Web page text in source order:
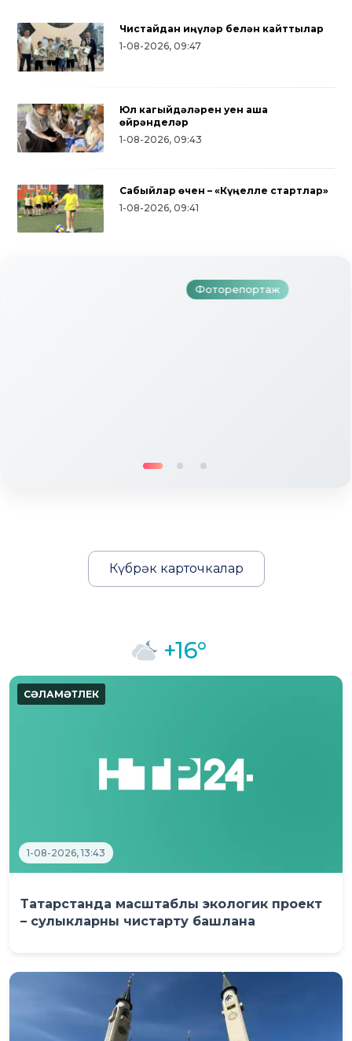
Чистайдан җиңүләр белән кайттылар
1-08-2026, 09:47
Юл кагыйдәләрен уен аша
өйрәнделәр
1-08-2026, 09:43
Сабыйлар өчен – «Күңелле стартлар»
1-08-2026, 09:41
Фоторепортаж
Түбән Кама районында тугызынчы
тапкыр «Авылым хуҗабикәсе»
бәйгесе узды
Күбрәк карточкалар
+16°
1-08-2026, 13:43
Татарстанда масштаблы экологик проект
– сулыкларны чистарту башлана